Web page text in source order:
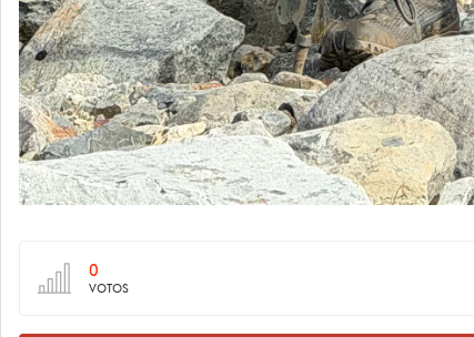
0
VOTOS